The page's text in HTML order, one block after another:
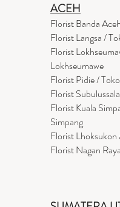
ACEH
Florist Banda
Florist Langsa /
Florist
Lokhseumawe
Florist Pidie /
Florist
Florist Kuala
Simpang
Florist
Florist Nagan